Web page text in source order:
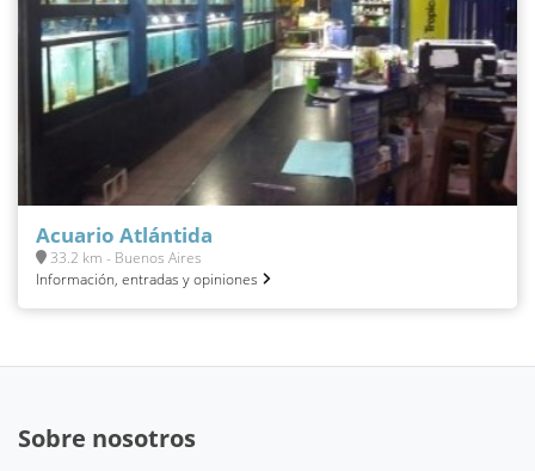
Acuario Atlántida
33.2 km - Buenos Aires
Información, entradas y opiniones
Sobre nosotros